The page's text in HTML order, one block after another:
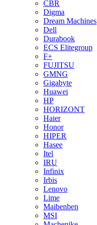
CBR
Digma
Dream Machines
Dell
Durabook
ECS Elitegroup
F+
FUJITSU
GMNG
Gigabyte
Huawei
HP
HORIZONT
Haier
Honor
HIPER
Hasee
Itel
IRU
Infinix
Irbis
Lenovo
Lime
Maibenben
MSI